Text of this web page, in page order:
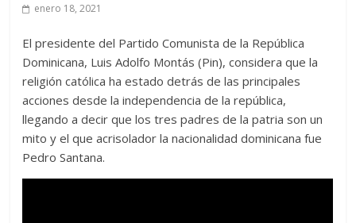
enero 18, 2021
El presidente del Partido Comunista de la República
Dominicana, Luis Adolfo Montás (Pin), considera que la
religión católica ha estado detrás de las principales
acciones desde la independencia de la república,
llegando a decir que los tres padres de la patria son un
mito y el que acrisolador la nacionalidad dominicana fue
Pedro Santana.